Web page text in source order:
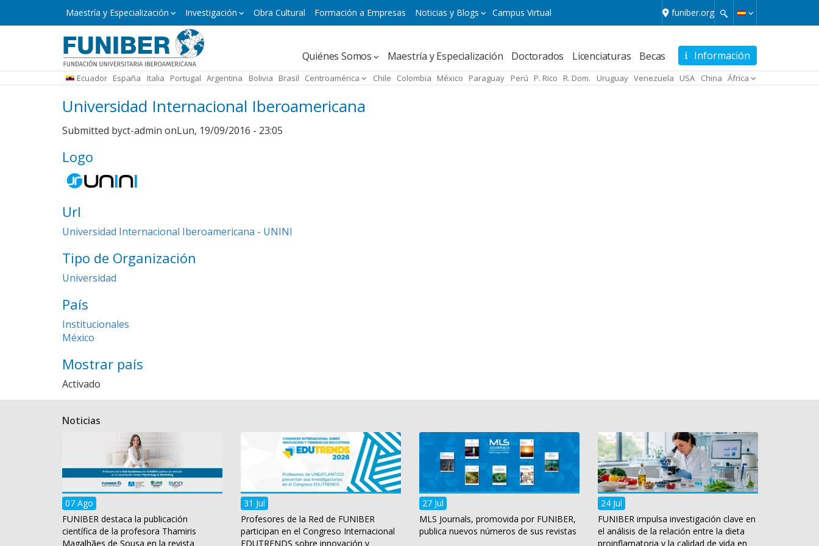
Maestría
y
Maestría y Especialización Investigación Obra Cultural Formación a Empresas Noticias y Blogs Campus Virtual funiber.org
Información
Navegación
principal
micro
Quiénes Somos Maestría y Especialización Doctorados Licenciaturas Becas
Ecuador España Italia Portugal Argentina Bolivia Brasil Centroamérica Chile Colombia México Paraguay Perú P. Rico R. Dom. Uruguay Venezuela USA China África
Universidad Internacional Iberoamericana
Submitted byct-admin onLun, 19/09/2016 - 23:05
Logo
Url
Universidad Internacional Iberoamericana - UNINI
Tipo de Organización
Universidad
País
Institucionales
México
Mostrar país
Activado
Noticias
07 Ago
FUNIBER destaca la publicación
científica de la profesora Thamiris
Magalhães de Sousa en la revista
31 Jul
Profesores de la Red de FUNIBER
participan en el Congreso Internacional
EDUTRENDS sobre innovación y
27 Jul
MLS Journals, promovida por FUNIBER,
publica nuevos números de sus revistas
24 Jul
FUNIBER impulsa investigación clave en
el análisis de la relación entre la dieta
proinflamatoria y la calidad de vida en